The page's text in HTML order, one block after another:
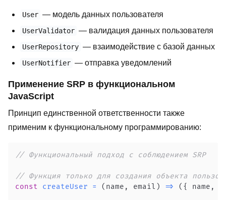
User — модель данных пользователя
UserValidator — валидация данных пользователя
UserRepository — взаимодействие с базой данных
UserNotifier — отправка уведомлений
Применение SRP в функциональном
JavaScript
Принцип единственной ответственности также
применим к функциональному программированию:
// Функциональный подход с соблюдением SRP
// Функция только для создания объекта
const
createUser = ( name , email ) => ( { name ,